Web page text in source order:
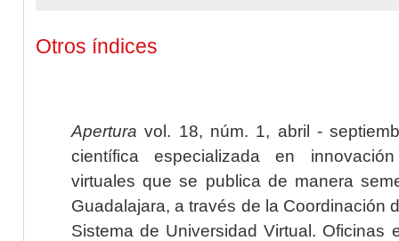
Otros índices
Apertura vol. 18, núm. 1, abril -
científica especializada en
virtuales que se publica de manera
Guadalajara, a través de la Coordinación
Sistema de Universidad Virtual. Oficinas